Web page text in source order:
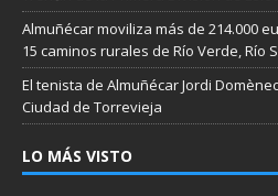
Almuñécar moviliza más de 214.000
15 caminos rurales de Río Verde, Río
El tenista de Almuñécar Jordi
Ciudad de Torrevieja
LO MÁS VISTO